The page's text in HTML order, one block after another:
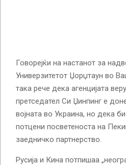
Говорејќи на настанот за
Универзитетот Џорџтаун во
така рече дека агенцијата
претседател Си Џинпинг е
војната во Украина, но дека
потцени посветеноста на
заедничко партнерство.
Русија и Кина потпишаа